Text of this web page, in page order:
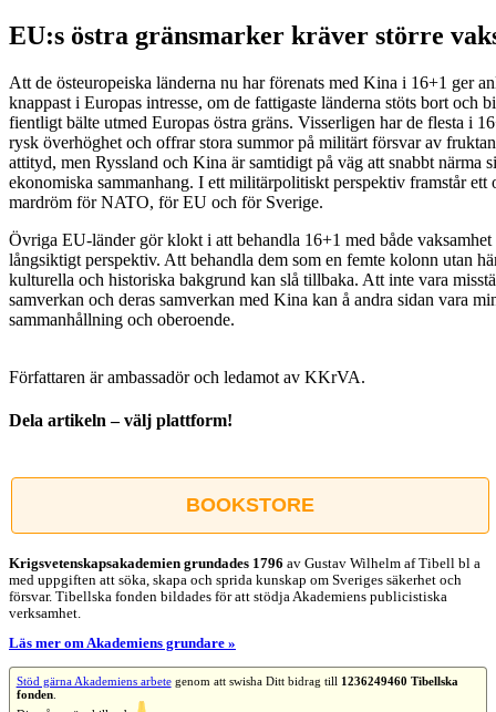
EU:s östra gränsmarker kräver större
Att de östeuropeiska länderna nu har förenats med Kina i 16+1 ger
knappast i Europas intresse, om de fattigaste länderna stöts bort och
fientligt bälte utmed Europas östra gräns. Visserligen har de flesta i
rysk överhöghet och offrar stora summor på militärt försvar av
attityd, men Ryssland och Kina är samtidigt på väg att snabbt närma
ekonomiska sammanhang. I ett militärpolitiskt perspektiv framstår ett
mardröm för NATO, för EU och för Sverige.
Övriga EU-länder gör klokt i att behandla 16+1 med både vaksamhet
långsiktigt perspektiv. Att behandla dem som en femte kolonn utan
kulturella och historiska bakgrund kan slå tillbaka. Att inte vara
samverkan och deras samverkan med Kina kan å andra sidan vara
sammanhållning och oberoende.
Författaren är ambassadör och ledamot av KKrVA.
Dela artikeln – välj plattform!
post
BOOKSTORE
Krigsvetenskap­sakademien grundades 1796 av Gustav Wilhelm af Tibell bl a
med uppgiften att söka, skapa och sprida kunskap om Sveriges säkerhet och
försvar. Tibellska fonden bildades för att stödja Akademiens publicistiska
verksamhet.
Läs mer om Akademiens grundare »
Stöd gärna Akademiens arbetegenom att swisha Ditt bidrag till 1236249460 Tibellska
fonden.